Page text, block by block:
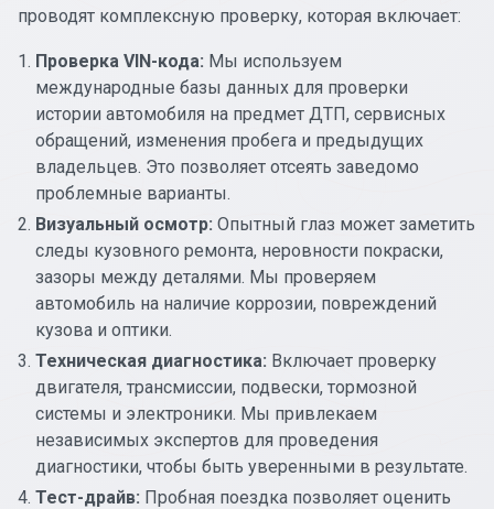
проводят комплексную проверку, которая включает:
Проверка VIN-кода: Мы используем
международные базы данных для проверки
истории автомобиля на предмет ДТП, сервисных
обращений, изменения пробега и предыдущих
владельцев. Это позволяет отсеять заведомо
проблемные варианты.
Визуальный осмотр: Опытный глаз может заметить
следы кузовного ремонта, неровности покраски,
зазоры между деталями. Мы проверяем
автомобиль на наличие коррозии, повреждений
кузова и оптики.
Техническая диагностика: Включает проверку
двигателя, трансмиссии, подвески, тормозной
системы и электроники. Мы привлекаем
независимых экспертов для проведения
диагностики, чтобы быть уверенными в результате.
Тест-драйв: Пробная поездка позволяет оценить